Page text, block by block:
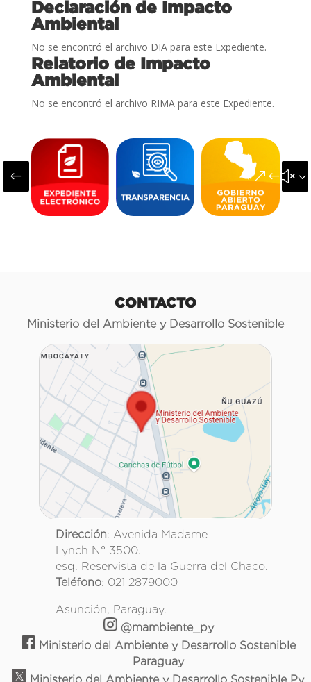
Declaración de Impacto
Ambiental
No se encontró el archivo DIA para este Expediente.
Relatorio de Impacto
Ambiental
No se encontró el archivo RIMA para este Expediente.
#
CONTACTO
Ministerio del Ambiente y Desarrollo Sostenible
Dirección: Avenida Madame
Lynch N° 3500.
esq. Reservista de la Guerra del Chaco.
Teléfono: 021 2879000
Asunción, Paraguay.
@mambiente_py
Ministerio del Ambiente y Desarrollo Sostenible
Paraguay